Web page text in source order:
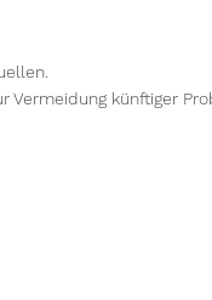
Vermeidung künftiger